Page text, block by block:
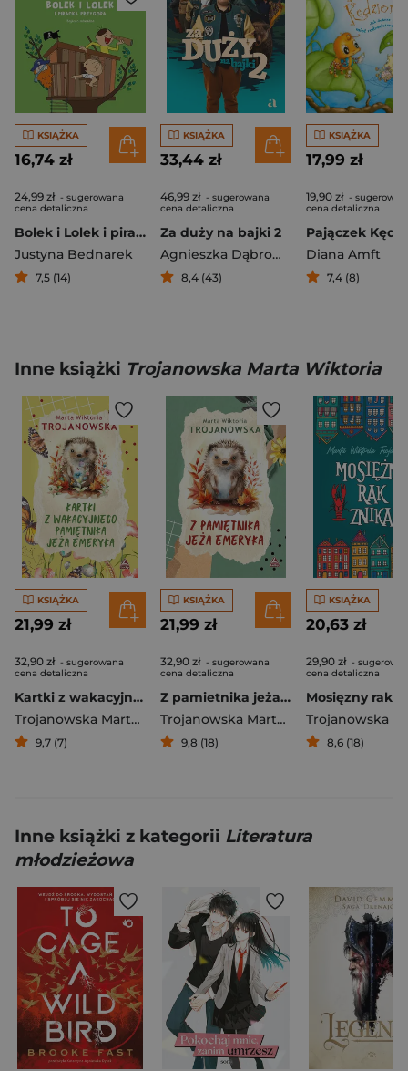
KSIĄŻKA
16,74 zł
24,99 zł - sugerowana
cena detaliczna
Bolek i Lolek i piracka przygoda. Bajka o odwadze
Justyna Bednarek
7,5 (14)
KSIĄŻKA
33,44 zł
46,99 zł - sugerowana
cena detaliczna
Za duży na bajki 2
Agnieszka Dąbrowska
8,4 (43)
KSIĄŻKA
17,99 zł
19,90 zł -
cena detaliczna
Diana Amft
7,4 (8)
Inne książki Trojanowska Marta Wiktoria
KSIĄŻKA
21,99 zł
32,90 zł - sugerowana
cena detaliczna
Kartki z wakacyjnego pamiętnika jeża Emeryka
Trojanowska Marta Wiktoria
9,7 (7)
KSIĄŻKA
21,99 zł
32,90 zł - sugerowana
cena detaliczna
Z pamietnika jeża Emeryka
Trojanowska Marta Wiktoria
9,8 (18)
KSIĄŻKA
20,63 zł
29,90 zł -
cena detaliczna
Mosięzny rak
8,6 (18)
Inne książki z kategorii Literatura
młodzieżowa